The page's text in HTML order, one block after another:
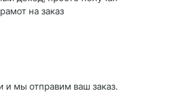
на заказ
и мы отправим ваш заказ.